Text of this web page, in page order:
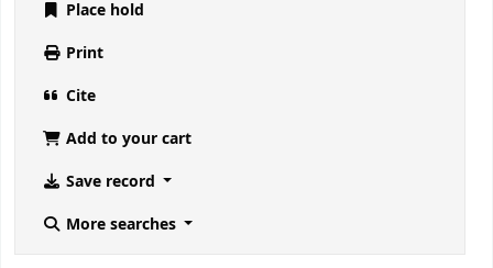
Place hold
Print
Cite
Add to your cart
Save record
More searches